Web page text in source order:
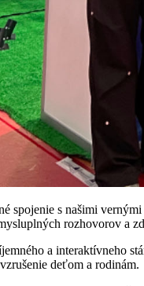
spojenie s našimi
rozhovorov
a interaktívneho
deťom a rodinám.